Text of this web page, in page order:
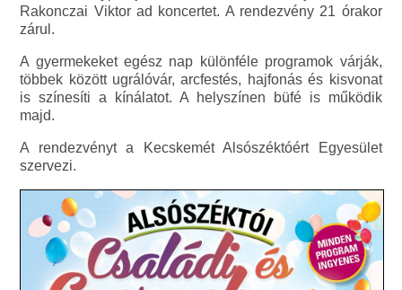
Rakonczai Viktor ad koncertet. A rendezvény 21 órakor
zárul.
A gyermekeket egész nap különféle programok várják,
többek között ugrálóvár, arcfestés, hajfonás és kisvonat
is színesíti a kínálatot. A helyszínen büfé is működik
majd.
A rendezvényt a Kecskemét Alsószéktóért Egyesület
szervezi.